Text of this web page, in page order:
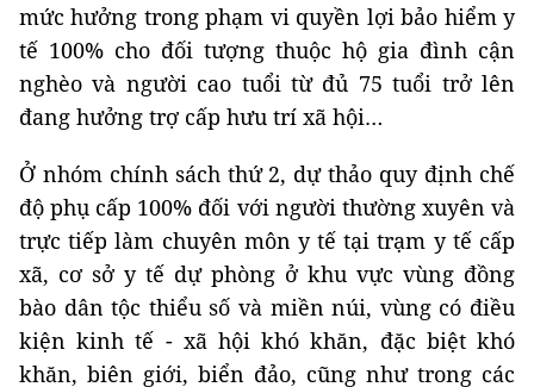
mức hưởng trong phạm vi quyền lợi bảo hiểm y
tế 100% cho đối tượng thuộc hộ gia đình cận
nghèo và người cao tuổi từ đủ 75 tuổi trở lên
đang hưởng trợ cấp hưu trí xã hội…
Ở nhóm chính sách thứ 2, dự thảo quy định chế
độ phụ cấp 100% đối với người thường xuyên và
trực tiếp làm chuyên môn y tế tại trạm y tế cấp
xã, cơ sở y tế dự phòng ở khu vực vùng đồng
bào dân tộc thiểu số và miền núi, vùng có điều
kiện kinh tế - xã hội khó khăn, đặc biệt khó
khăn, biên giới, biển đảo, cũng như trong các